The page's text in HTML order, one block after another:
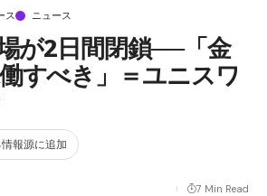
ス ニュース
が2日間閉鎖──「金
すべき」＝ユニスワ
報源に追加
7 Min Read